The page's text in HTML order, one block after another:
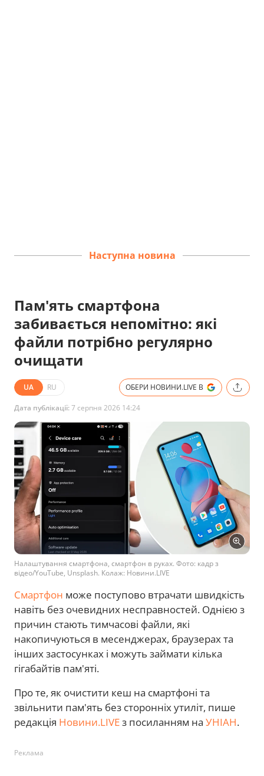
Наступна новина
Пам'ять смартфона
забивається непомітно: які
файли потрібно регулярно
очищати
UA RU ОБЕРИ НОВИНИ.LIVE В
Дата публікації:7 серпня 2026 14:24
Налаштування смартфона, смартфон в руках. Фото: кадр з
відео/YouTube, Unsplash. Колаж: Новини.LIVE
Смартфон може поступово втрачати швидкість
навіть без очевидних несправностей. Однією з
причин стають тимчасові файли, які
накопичуються в месенджерах, браузерах та
інших застосунках і можуть займати кілька
гігабайтів пам'яті.
Про те, як очистити кеш на смартфоні та
звільнити пам'ять без сторонніх утиліт, пише
редакція Новини.LIVEз посиланням на УНІАН.
Реклама